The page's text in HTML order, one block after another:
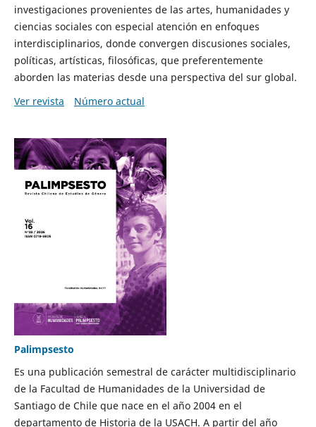
investigaciones provenientes de las artes, humanidades y
ciencias sociales con especial atención en enfoques
interdisciplinarios, donde convergen discusiones sociales,
políticas, artísticas, filosóficas, que preferentemente
aborden las materias desde una perspectiva del sur global.
Ver revista
Número actual
Palimpsesto
Es una publicación semestral de carácter multidisciplinario
de la Facultad de Humanidades de la Universidad de
Santiago de Chile que nace en el año 2004 en el
departamento de Historia de la USACH. A partir del año